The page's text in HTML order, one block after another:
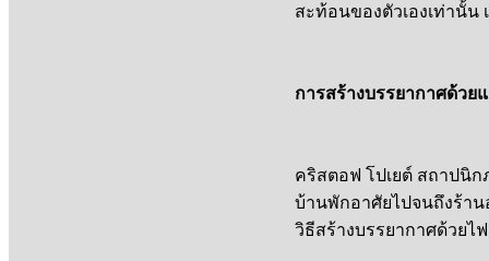
สะท้อนของตัวเองเท่านั้น
การสร้างบรรยากาศด้วย
คริสตอฟ โปเยต์ สถาปนิก
บ้านพักอาศัยไปจนถึงร้าน
วิธีสร้างบรรยากาศด้วยไฟ